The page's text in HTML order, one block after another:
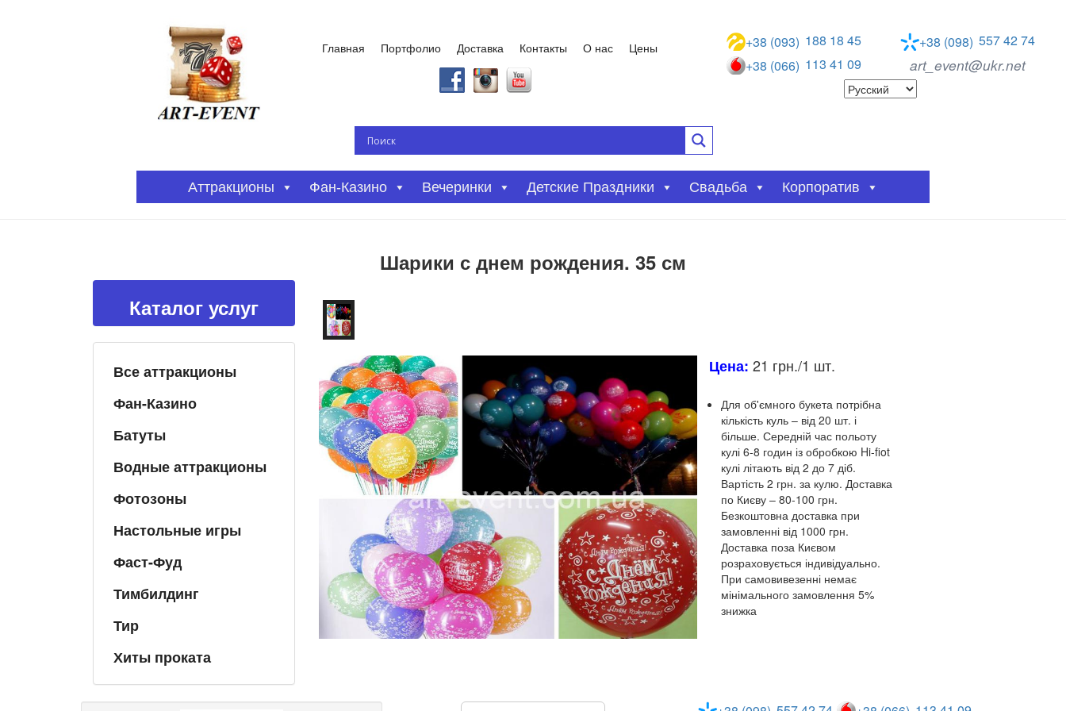
Главная Портфолио Доставка Контакты О нас Цены +38 (093) 188 18 45 +38 (098) 557 42 74
+38 (066) 113 41 09 art_event@ukr.net
Аттракционы Фан-Казино Вечеринки Детские Праздники Свадьба Корпоратив
Шарики с днем рождения. 35 см
Каталог услуг
Все аттракционы
Фан-Казино
Батуты
Водные аттракционы
Фотозоны
Настольные игры
Фаст-Фуд
Тимбилдинг
Тир
Хиты проката
Цена: 21 грн./1 шт.
Для об'ємного букета потрібна
кількість куль – від 20 шт. і
більше. Середній час польоту
кулі 6-8 годин із обробкою Hi-fiot
кулі літають від 2 до 7 діб.
Вартість 2 грн. за кулю. Доставка
по Києву – 80-100 грн.
Безкоштовна доставка при
замовленні від 1000 грн.
Доставка поза Києвом
розраховується індивідуально.
При самовивезенні немає
мінімального замовлення 5%
знижка